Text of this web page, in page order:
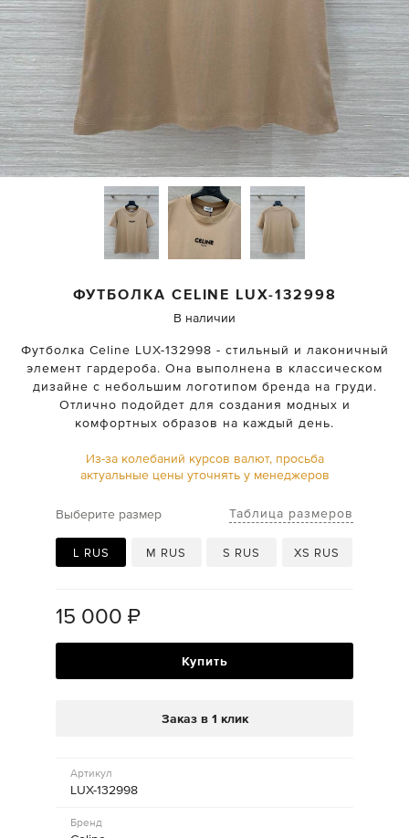
ФУТБОЛКА CELINE LUX-132998
В наличии
Футболка Celine LUX-132998 - стильный и лаконичный
элемент гардероба. Она выполнена в классическом
дизайне с небольшим логотипом бренда на груди.
Отлично подойдет для создания модных и
комфортных образов на каждый день.
Из-за колебаний курсов валют, просьба
актуальные цены уточнять у менеджеров
Выберите размер Таблица размеров
L RUS M RUS S RUS XS RUS
15 000 ₽
Купить
Заказ в 1 клик
Артикул
LUX-132998
Бренд